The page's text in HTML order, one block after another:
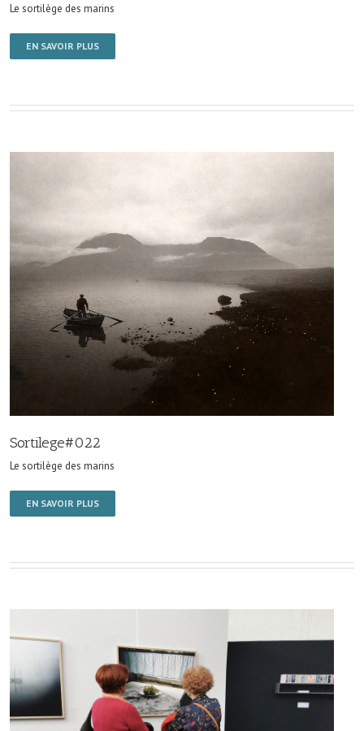
Le sortilège des marins
EN SAVOIR PLUS
Sortilege#022
Le sortilège des marins
EN SAVOIR PLUS